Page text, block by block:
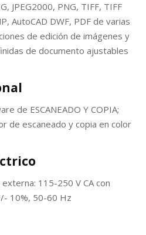
JPEG2000, PNG, TIFF, TIFF
AutoCAD DWF, PDF de varias
de edición de imágenes y
de documento ajustables
de ESCANEADO Y COPIA;
de escaneado y copia en color
115-250 V CA con
10%, 50-60 Hz